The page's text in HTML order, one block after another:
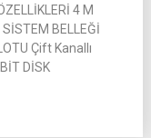
4 M
BELLEĞİ
Çift Kanallı
DİSK